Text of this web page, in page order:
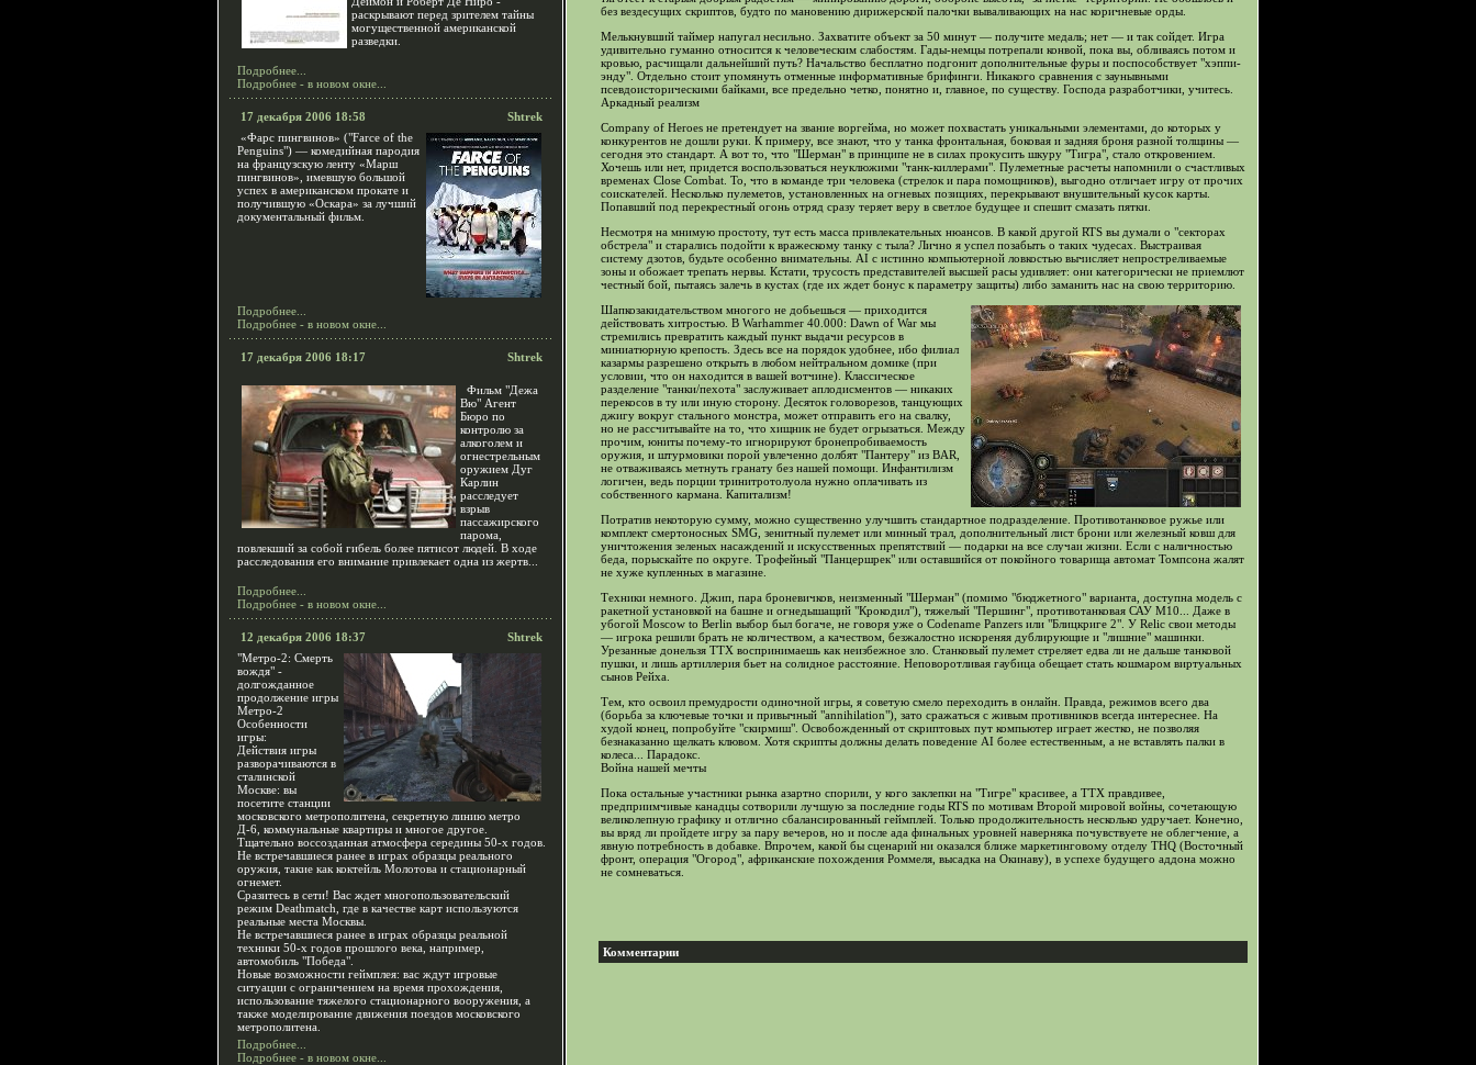
раскрывают перед зрителем тайны
могущественной американской
разведки.
Подробнее...
Подробнее - в новом окне...
17 декабря 2006 18:58
Shtrek
«Фарс пингвинов» ("Farce of the
Penguins") — комедийная пародия
на французскую ленту «Марш
пингвинов», имевшую большой
успех в американском прокате и
получившую «Оскара» за лучший
документальный фильм.
Подробнее...
Подробнее - в новом окне...
17 декабря 2006 18:17 Shtrek
Фильм "Дежа
Вю" Агент
Бюро по
контролю за
алкоголем и
огнестрельным
оружием Дуг
Карлин
расследует
взрыв
пассажирского
парома,
повлекший за собой гибель более пятисот людей. В ходе
расследования его внимание привлекает одна из жертв...
Подробнее...
Подробнее - в новом окне...
12 декабря 2006 18:37
Shtrek
"Метро-2: Смерть
вождя" -
долгожданное
продолжение игры
Метро-2
Особенности
игры:
Действия игры
разворачиваются в
сталинской
Москве: вы
посетите станции
московского метрополитена, секретную линию метро
Д-6, коммунальные квартиры и многое другое.
Тщательно воссозданная атмосфера середины 50-х годов.
Не встречавшиеся ранее в играх образцы реального
оружия, такие как коктейль Молотова и стационарный
огнемет.
Сразитесь в сети! Вас ждет многопользовательский
режим Deathmatch, где в качестве карт используются
реальные места Москвы.
Не встречавшиеся ранее в играх образцы реальной
техники 50-х годов прошлого века, например,
автомобиль "Победа".
Новые возможности геймплея: вас ждут игровые
ситуации с ограничением на время прохождения,
использование тяжелого стационарного вооружения, а
также моделирование движения поездов московского
метрополитена.
Подробнее...
Подробнее - в новом окне...
без вездесущих скриптов, будто по мановению дирижерской палочки вываливающих на нас коричневые орды.
Мелькнувший таймер напугал несильно. Захватите объект за 50 минут — получите медаль; нет — и так сойдет. Игра
удивительно гуманно относится к человеческим слабостям. Гады-немцы потрепали конвой, пока вы, обливаясь потом и
кровью, расчищали дальнейший путь? Начальство бесплатно подгонит дополнительные фуры и поспособствует "хэппи-
энду". Отдельно стоит упомянуть отменные информативные брифинги. Никакого сравнения с заунывными
псевдоисторическими байками, все предельно четко, понятно и, главное, по существу. Господа разработчики, учитесь.
Аркадный реализм
Company of Heroes не претендует на звание воргейма, но может похвастать уникальными элементами, до которых у
конкурентов не дошли руки. К примеру, все знают, что у танка фронтальная, боковая и задняя броня разной толщины —
сегодня это стандарт. А вот то, что "Шерман" в принципе не в силах прокусить шкуру "Тигра", стало откровением.
Хочешь или нет, придется воспользоваться неуклюжими "танк-киллерами". Пулеметные расчеты напомнили о счастливых
временах Close Combat. То, что в команде три человека (стрелок и пара помощников), выгодно отличает игру от прочих
соискателей. Несколько пулеметов, установленных на огневых позициях, перекрывают внушительный кусок карты.
Попавший под перекрестный огонь отряд сразу теряет веру в светлое будущее и спешит смазать пятки.
Несмотря на мнимую простоту, тут есть масса привлекательных нюансов. В какой другой RTS вы думали о "секторах
обстрела" и старались подойти к вражескому танку с тыла? Лично я успел позабыть о таких чудесах. Выстраивая
систему дзотов, будьте особенно внимательны. AI с истинно компьютерной ловкостью вычисляет непростреливаемые
зоны и обожает трепать нервы. Кстати, трусость представителей высшей расы удивляет: они категорически не приемлют
честный бой, пытаясь залечь в кустах (где их ждет бонус к параметру защиты) либо заманить нас на свою территорию.
Шапкозакидательством многого не добьешься — приходится
действовать хитростью. В Warhammer 40.000: Dawn of War мы
стремились превратить каждый пункт выдачи ресурсов в
миниатюрную крепость. Здесь все на порядок удобнее, ибо филиал
казармы разрешено открыть в любом нейтральном домике (при
условии, что он находится в вашей вотчине). Классическое
разделение "танки/пехота" заслуживает аплодисментов — никаких
перекосов в ту или иную сторону. Десяток головорезов, танцующих
джигу вокруг стального монстра, может отправить его на свалку,
но не рассчитывайте на то, что хищник не будет огрызаться. Между
прочим, юниты почему-то игнорируют бронепробиваемость
оружия, и штурмовики порой увлеченно долбят "Пантеру" из BAR,
не отваживаясь метнуть гранату без нашей помощи. Инфантилизм
логичен, ведь порции тринитротолуола нужно оплачивать из
собственного кармана. Капитализм!
Потратив некоторую сумму, можно существенно улучшить стандартное подразделение. Противотанковое ружье или
комплект смертоносных SMG, зенитный пулемет или минный трал, дополнительный лист брони или железный ковш для
уничтожения зеленых насаждений и искусственных препятствий — подарки на все случаи жизни. Если с наличностью
беда, порыскайте по округе. Трофейный "Панцершрек" или оставшийся от покойного товарища автомат Томпсона жалят
не хуже купленных в магазине.
Техники немного. Джип, пара броневичков, неизменный "Шерман" (помимо "бюджетного" варианта, доступна модель с
ракетной установкой на башне и огнедышащий "Крокодил"), тяжелый "Першинг", противотанковая САУ М10... Даже в
убогой Moscow to Berlin выбор был богаче, не говоря уже о Codename Panzers или "Блицкриге 2". У Relic свои методы
— игрока решили брать не количеством, а качеством, безжалостно искореняя дублирующие и "лишние" машинки.
Урезанные донельзя ТТХ воспринимаешь как неизбежное зло. Станковый пулемет стреляет едва ли не дальше танковой
пушки, и лишь артиллерия бьет на солидное расстояние. Неповоротливая гаубица обещает стать кошмаром виртуальных
сынов Рейха.
Тем, кто освоил премудрости одиночной игры, я советую смело переходить в онлайн. Правда, режимов всего два
(борьба за ключевые точки и привычный "annihilation"), зато сражаться с живым противников всегда интереснее. На
худой конец, попробуйте "скирмиш". Освобожденный от скриптовых пут компьютер играет жестко, не позволяя
безнаказанно щелкать клювом. Хотя скрипты должны делать поведение AI более естественным, а не вставлять палки в
колеса... Парадокс.
Война нашей мечты
Пока остальные участники рынка азартно спорили, у кого заклепки на "Тигре" красивее, а ТТХ правдивее,
предприимчивые канадцы сотворили лучшую за последние годы RTS по мотивам Второй мировой войны, сочетающую
великолепную графику и отлично сбалансированный геймплей. Только продолжительность несколько удручает. Конечно,
вы вряд ли пройдете игру за пару вечеров, но и после ада финальных уровней наверняка почувствуете не облегчение, а
явную потребность в добавке. Впрочем, какой бы сценарий ни оказался ближе маркетинговому отделу THQ (Восточный
фронт, операция "Огород", африканские похождения Роммеля, высадка на Окинаву), в успехе будущего аддона можно
не сомневаться.
Комментарии